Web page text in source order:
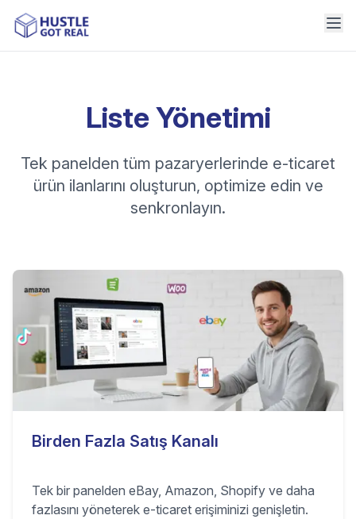
Liste Yönetimi
Tek panelden tüm pazaryerlerinde e-ticaret
ürün ilanlarını oluşturun, optimize edin ve
senkronlayın.
Birden Fazla Satış Kanalı
Tek bir panelden eBay, Amazon, Shopify ve daha
fazlasını yöneterek e-ticaret erişiminizi genişletin.